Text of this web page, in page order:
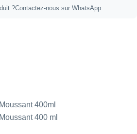
?Contactez-nous sur WhatsApp